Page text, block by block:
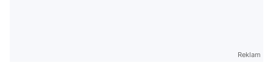
Reklam